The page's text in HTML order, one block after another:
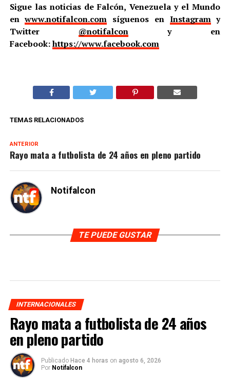
Sigue las noticias de Falcón, Venezuela y el Mundo
enwww.notifalcon.com síguenos en Instagramy
Twitter @notifalcony en
Facebook:https://www.facebook.com
TEMAS RELACIONADOS
ANTERIOR
Rayo mata a futbolista de 24 años en pleno partido
Notifalcon
TE PUEDE GUSTAR
INTERNACIONALES
Rayo mata a futbolista de 24 años
en pleno partido
Publicado Hace 4 horas on agosto 6, 2026
Por Notifalcon